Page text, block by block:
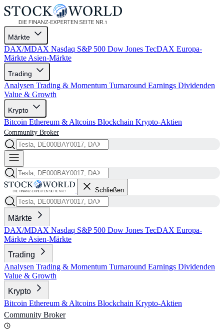
Märkte
DAX/MDAX Nasdaq S&P 500 Dow Jones TecDAX Europa-
Märkte Asien-Märkte
Trading
Analysen Trading & Momentum Turnaround Earnings Dividenden
Value & Growth
Krypto
Bitcoin Ethereum & Altcoins Blockchain Krypto-Aktien
Community Broker
Schließen
Märkte
DAX/MDAX Nasdaq S&P 500 Dow Jones TecDAX Europa-
Märkte Asien-Märkte
Trading
Analysen Trading & Momentum Turnaround Earnings Dividenden
Value & Growth
Krypto
Bitcoin Ethereum & Altcoins Blockchain Krypto-Aktien
Community Broker